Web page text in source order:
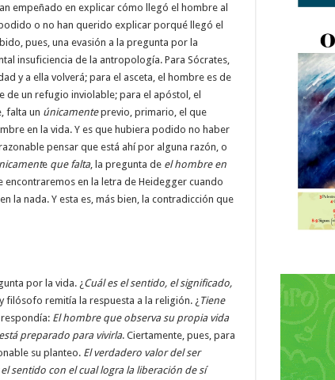
empeñado en explicar cómo llegó el hombre al
o no han querido explicar porqué llegó el
pues, una evasión a la pregunta por la
insuficiencia de la antropología. Para Sócrates,
y a ella volverá; para el asceta, el hombre es de
de un refugio inviolable; para el apóstol, el
falta un únicamenteprevio, primario, el que
en la vida. Y es que hubiera podido no haber
pensar que está ahí por alguna razón, o
eque falta, la pregunta de el hombre en
encontraremos en la letra de Heidegger cuando
la nada. Y esta es, más bien, la contradicción que
por la vida. ¿Cuál es el sentido, el significado,
filósofo remitía la respuesta a la religión. ¿Tiene
El hombre que observa su propia vida
preparado para vivirla. Ciertamente, pues, para
su planteo. El verdadero valor del ser
sentido con el cual logra la liberación de sí